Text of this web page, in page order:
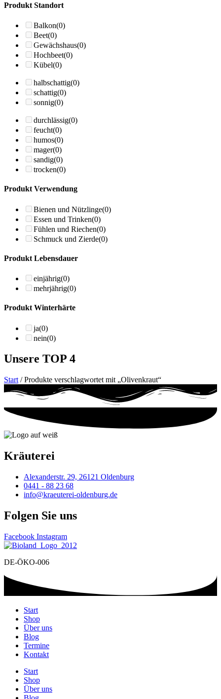
Produkt Standort
Balkon(0)
Beet(0)
Gewächshaus(0)
Hochbeet(0)
Kübel(0)
halbschattig(0)
schattig(0)
sonnig(0)
durchlässig(0)
feucht(0)
humos(0)
mager(0)
sandig(0)
trocken(0)
Produkt Verwendung
Bienen und Nützlinge(0)
Essen und Trinken(0)
Fühlen und Riechen(0)
Schmuck und Zierde(0)
Produkt Lebensdauer
einjährig(0)
mehrjährig(0)
Produkt Winterhärte
ja(0)
nein(0)
Unsere TOP 4
Start / Produkte verschlagwortet mit „Olivenkraut“
Kräuterei
Alexanderstr. 29, 26121 Oldenburg
0441 - 88 23 68
info@kraeuterei-oldenburg.de
Folgen Sie uns
Facebook Instagram
DE-ÖKO-006
Start
Shop
Über uns
Blog
Termine
Kontakt
Start
Shop
Über uns